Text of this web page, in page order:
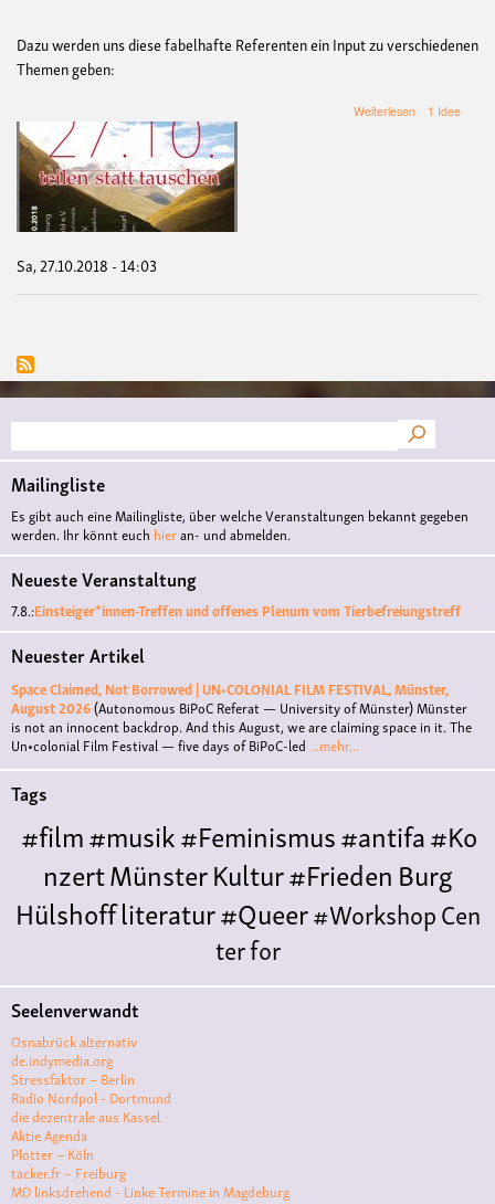
Dazu werden uns diese fabelhafte Referenten ein Input zu verschiedenen
Themen geben:
Weiterlesen über
1 Idee
Sa, 27.10.2018 - 14:03
Suche
Mailingliste
Es gibt auch eine Mailingliste, über welche Veranstaltungen bekannt gegeben
werden. Ihr könnt euch hieran- und abmelden.
Neueste Veranstaltung
7.8.:Einsteiger*innen-Treffen und offenes Plenum vom Tierbefreiungstreff
Neuester Artikel
Space Claimed, Not Borrowed | UN•COLONIAL FILM FESTIVAL, Münster,
August 2026(Autonomous BiPoC Referat — University of Münster)Münster
is not an innocent backdrop. And this August, we are claiming space in it. The
Un•colonial Film Festival — five days of BiPoC-led ...mehr...
Tags
#film#musik#Feminismus#antifa#Ko
nzertMünsterKultur#FriedenBurg
Hülshoffliteratur#Queer#WorkshopCen
ter for
LiteraturePolyamoriePolytreff#liveKonzert
Polyamorietreff
Monogamie
ismuskunstantisemitismus
VKqueer
Seelenverwandt
Osnabrück alternativ
de.indymedia.org
Stressfaktor – Berlin
Radio Nordpol - Dortmund
die dezentrale aus Kassel
Aktie Agenda
Plotter – Köln
tacker.fr – Freiburg
MD linksdrehend - Linke Termine in Magdeburg